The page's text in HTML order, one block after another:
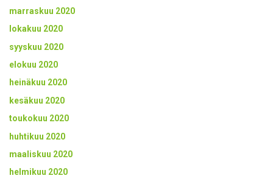
marraskuu 2020
lokakuu 2020
syyskuu 2020
elokuu 2020
heinäkuu 2020
kesäkuu 2020
toukokuu 2020
huhtikuu 2020
maaliskuu 2020
helmikuu 2020